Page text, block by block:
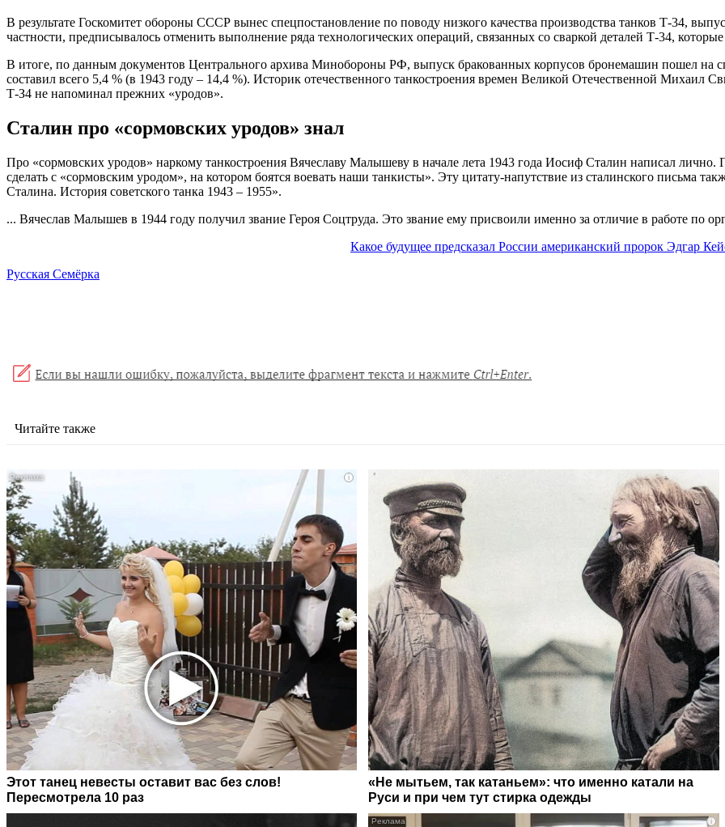
В результате Госкомитет обороны СССР вынес спецпостановление по поводу низкого качества производства танков Т-34,
частности, предписывалось отменить выполнение ряда технологических операций, связанных со сваркой деталей Т-34,
В итоге, по данным документов Центрального архива Минобороны РФ, выпуск бракованных корпусов бронемашин пошел на
составил всего 5,4 % (в 1943 году – 14,4 %). Историк отечественного танкостроения времен Великой Отечественной Михаил
Т-З4 не напоминал прежних «уродов».
Сталин про «сормовских уродов» знал
Про «сормовских уродов» наркому танкостроения Вячеславу Малышеву в начале лета 1943 года Иосиф Сталин написал
сделать с «сормовским уродом», на котором боятся воевать наши танкисты». Эту цитату-напутствие из сталинского письма
Сталина. История советского танка 1943 – 1955».
... Вячеслав Малышев в 1944 году получил звание Героя Соцтруда. Это звание ему присвоили именно за отличие в работе по
Какое будущее предсказал России американский пророк Эдгар
Русская Семёрка
Читайте также
i
Этот танец невесты оставит вас без слов!
Пересмотрела 10 раз
«Не мытьем, так катаньем»: что именно катали на
Руси и при чем тут стирка одежды
i